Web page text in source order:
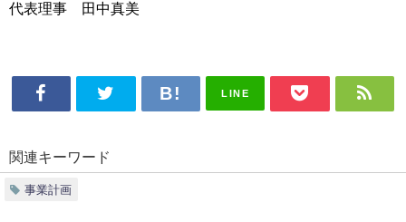
代表理事 田中真美
LINE
関連キーワード
事業計画